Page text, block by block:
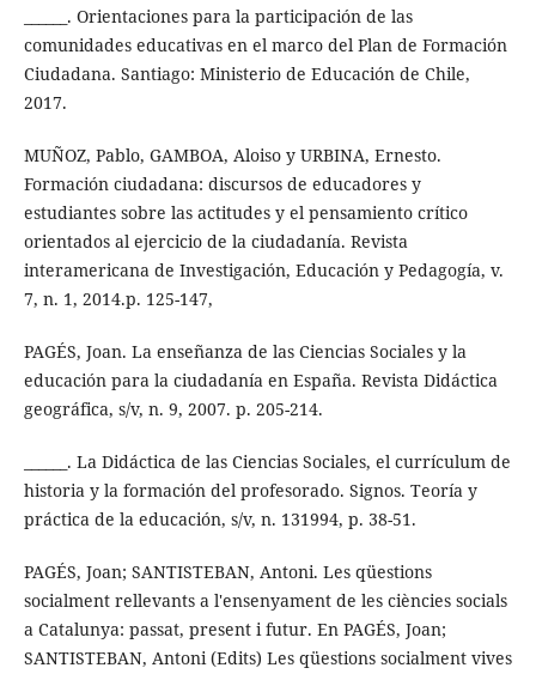
______. Orientaciones para la participación de las
comunidades educativas en el marco del Plan de Formación
Ciudadana. Santiago: Ministerio de Educación de Chile,
2017.
MUÑOZ, Pablo, GAMBOA, Aloiso y URBINA, Ernesto.
Formación ciudadana: discursos de educadores y
estudiantes sobre las actitudes y el pensamiento crítico
orientados al ejercicio de la ciudadanía. Revista
interamericana de Investigación, Educación y Pedagogía, v.
7, n. 1, 2014.p. 125-147,
PAGÉS, Joan. La enseñanza de las Ciencias Sociales y la
educación para la ciudadanía en España. Revista Didáctica
geográfica, s/v, n. 9, 2007. p. 205-214.
______. La Didáctica de las Ciencias Sociales, el currículum de
historia y la formación del profesorado. Signos. Teoría y
práctica de la educación, s/v, n. 131994, p. 38-51.
PAGÉS, Joan; SANTISTEBAN, Antoni. Les qüestions
socialment rellevants a l'ensenyament de les ciències socials
a Catalunya: passat, present i futur. En PAGÉS, Joan;
SANTISTEBAN, Antoni (Edits) Les qüestions socialment vives